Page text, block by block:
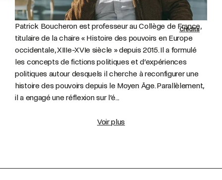
Crédits
Patrick Boucheron est professeur au Collège de France,
titulaire de la chaire « Histoire des pouvoirs en Europe
occidentale, XIIIe-XVIe siècle » depuis 2015. Il a formulé
les concepts de fictions politiques et d’expériences
politiques autour desquels il cherche à reconfigurer une
histoire des pouvoirs depuis le Moyen Âge. Parallèlement,
il a engagé une réflexion sur l’é...
Voir plus